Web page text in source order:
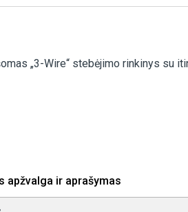
„3-Wire“ stebėjimo rinkinys su
apžvalga ir aprašymas